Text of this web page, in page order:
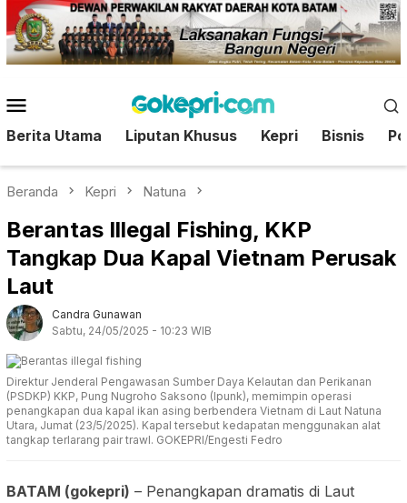
Loncat
ke
konten
Mobile
Berita Utama Liputan Khusus Kepri Bisnis
Beranda Kepri Natuna
Berantas Illegal Fishing, KKP
Tangkap Dua Kapal Vietnam Perusak
Laut
Candra Gunawan
Sabtu, 24/05/2025 - 10:23 WIB
Direktur Jenderal Pengawasan Sumber Daya Kelautan dan Perikanan
(PSDKP) KKP, Pung Nugroho Saksono (Ipunk), memimpin operasi
penangkapan dua kapal ikan asing berbendera Vietnam di Laut Natuna
Utara, Jumat (23/5/2025). Kapal tersebut kedapatan menggunakan alat
tangkap terlarang pair trawl. GOKEPRI/Engesti Fedro
BATAM (gokepri) – Penangkapan dramatis di Laut